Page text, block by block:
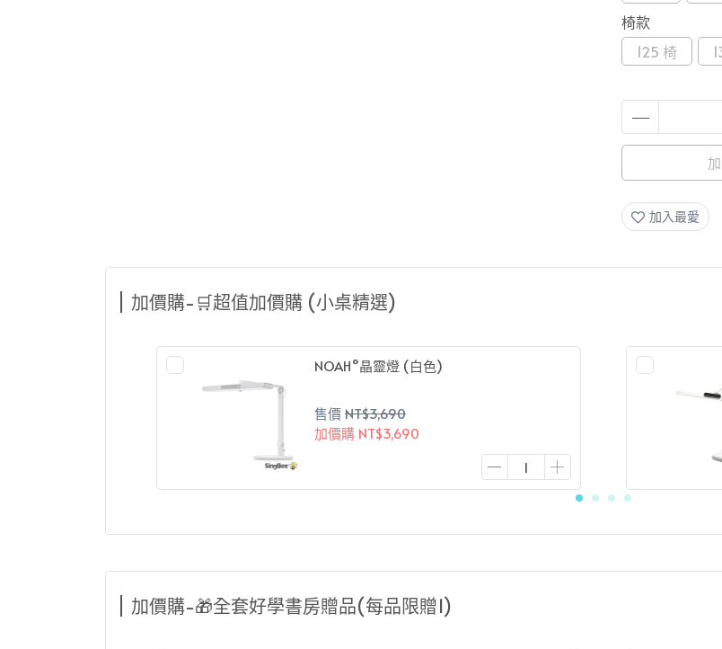
椅款
125 椅
加入最愛
加價購-🛒超值加價購 (小桌精選)
NOAH°晶靈燈 (白色)
售價NT$3,690
加價購 NT$3,690
加價購-🎁全套好學書房贈品(每品限贈1)